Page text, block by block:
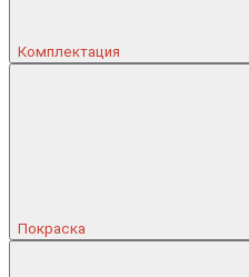
Комплектация
Покраска